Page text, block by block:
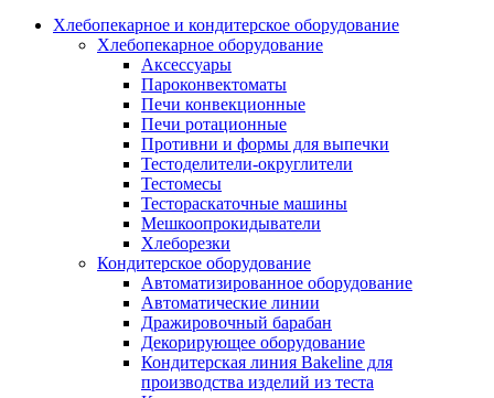
Хлебопекарное и кондитерское оборудование
Хлебопекарное оборудование
Аксессуары
Пароконвектоматы
Печи конвекционные
Печи ротационные
Противни и формы для выпечки
Тестоделители-округлители
Тестомесы
Тестораскаточные машины
Мешкоопрокидыватели
Хлеборезки
Кондитерское оборудование
Автоматизированное оборудование
Автоматические линии
Дражировочный барабан
Декорирующее оборудование
Кондитерская линия Bakeline для
производства изделий из теста